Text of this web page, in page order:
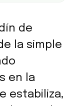
de
la simple
en la
estabiliza,